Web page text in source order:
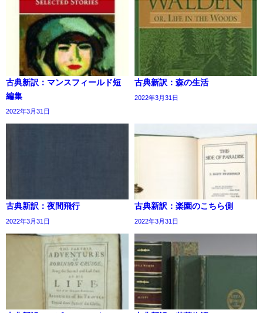
古典新訳：マンスフィールド短
編集
2022年3月31日
古典新訳：森の生活
2022年3月31日
古典新訳：夜間飛行
2022年3月31日
古典新訳：楽園のこちら側
2022年3月31日